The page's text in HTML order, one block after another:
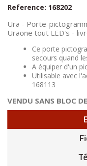
Reference: 168202
Ura - Porte-
Uraone tout LED's -
Ce porte
secours quand
A équiper d'un
Utilisable avec
168113
VENDU SANS BLOC